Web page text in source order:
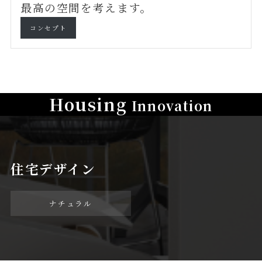
最高の空間を考えます。
コンセプト
Housing Innovation
住宅デザイン
ナチュラル